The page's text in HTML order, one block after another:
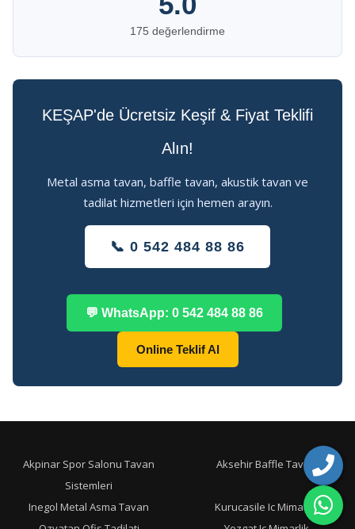
175 değerlendirme
KEŞAP'de Ücretsiz Keşif & Fiyat Teklifi
Alın!
Metal asma tavan, baffle tavan, akustik tavan ve
tadilat hizmetleri için hemen arayın.
📞 0 542 484 88 86
💬 WhatsApp: 0 542 484 88 86
Online Teklif Al
Akpinar Spor Salonu Tavan
Sistemleri
Aksehir Baffle Tavan
Inegol Metal Asma Tavan
Kurucasile Ic Mimarlik